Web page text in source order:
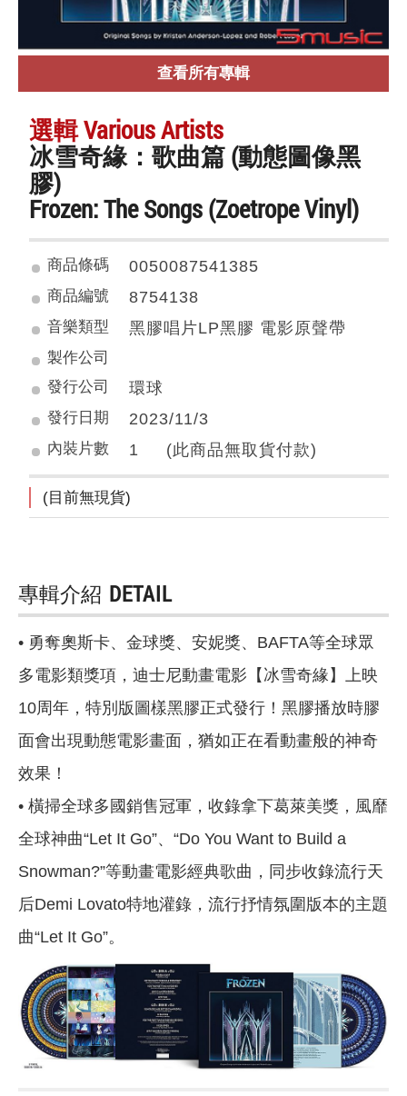
查看所有專輯
選輯 Various Artists
冰雪奇緣：歌曲篇 (動態圖像黑
膠)
Frozen: The Songs (Zoetrope Vinyl)
商品條碼 0050087541385
商品編號 8754138
音樂類型 黑膠唱片LP黑膠 電影原聲帶
製作公司
發行公司
環球
發行日期 2023/11/3
內裝片數 1 (此商品無取貨付款)
(目前無現貨)
專輯介紹 DETAIL
• 勇奪奧斯卡、金球獎、安妮獎、BAFTA等全球眾
多電影類獎項，迪士尼動畫電影【冰雪奇緣】上映
10周年，特別版圖樣黑膠正式發行！黑膠播放時膠
面會出現動態電影畫面，猶如正在看動畫般的神奇
效果！
• 橫掃全球多國銷售冠軍，收錄拿下葛萊美獎，風靡
全球神曲“Let It Go”、“Do You Want to Build a
Snowman?”等動畫電影經典歌曲，同步收錄流行天
后Demi Lovato特地灌錄，流行抒情氛圍版本的主題
曲“Let It Go”。